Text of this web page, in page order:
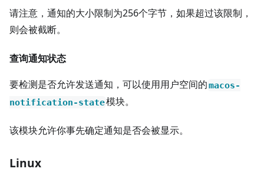
请注意，通知的大小限制为256个字节，如果超过该限制，
则会被截断。
查询通知状态
要检测是否允许发送通知，可以使用用户空间的macos-
notification-state模块。
该模块允许你事先确定通知是否会被显示。
Linux